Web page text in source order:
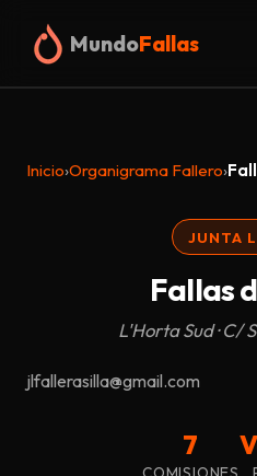
MundoFallas
Inicio›Organigrama Fallero›
JUNTA
Fallas
L'Horta Sud · C/
jlfallerasilla@gmail.com
7